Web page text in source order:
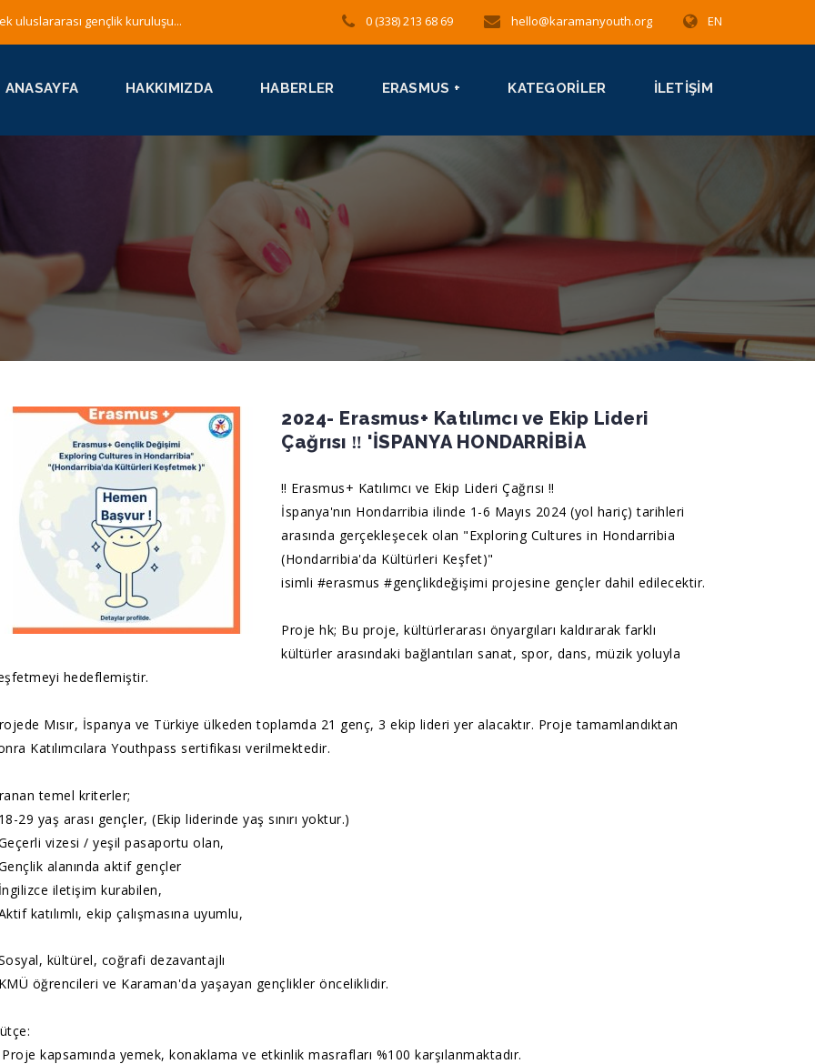
ANASAYFA HAKKIMIZDA HABERLER ERASMUS + KATEGORILER İLETIŞIM
uluslararası gençlik kuruluşu... 0 (338) 213 68 69 hello@karamanyouth.org EN
2024- Erasmus+ Katılımcı ve Ekip Lideri
Çağrısı ‼️ 'İSPANYA HONDARRİBİA
‼️ Erasmus+ Katılımcı ve Ekip Lideri Çağrısı ‼️
İspanya'nın Hondarribia ilinde 1-6 Mayıs 2024 (yol hariç) tarihleri
arasında gerçekleşecek olan "Exploring Cultures in Hondarribia
(Hondarribia'da Kültürleri Keşfet)"
isimli #erasmus #gençlikdeğişimi projesine gençler dahil edilecektir.
Proje hk; Bu proje, kültürlerarası önyargıları kaldırarak farklı
kültürler arasındaki bağlantıları sanat, spor, dans, müzik yoluyla
hedeflemiştir.
Mısır, İspanya ve Türkiye ülkeden toplamda 21 genç, 3 ekip lideri yer alacaktır. Proje tamamlandıktan
Katılımcılara Youthpass sertifikası verilmektedir.
temel kriterler;
29 yaş arası gençler, (Ekip liderinde yaş sınırı yoktur.)
vizesi / yeşil pasaportu olan,
alanında aktif gençler
iletişim kurabilen,
katılımlı, ekip çalışmasına uyumlu,
kültürel, coğrafi dezavantajlı
öğrencileri ve Karaman'da yaşayan gençlikler önceliklidir.
kapsamında yemek, konaklama ve etkinlik masrafları %100 karşılanmaktadır.